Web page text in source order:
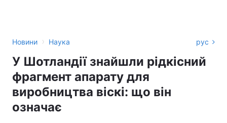
Новини › Наука рус
У Шотландії знайшли рідкісний
фрагмент апарату для
виробництва віскі: що він
означає